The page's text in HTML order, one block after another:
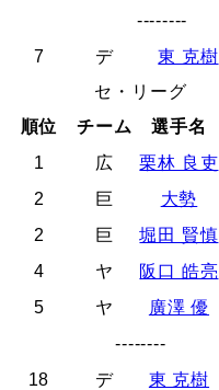
--------
7
デ 東 克樹
セ・リーグ
順位
チーム 選手名
1
広 栗林 良吏
2
巨 大勢
2
巨 堀田 賢慎
4
ヤ 阪口 皓亮
5
ヤ 廣澤 優
--------
18
デ 東 克樹